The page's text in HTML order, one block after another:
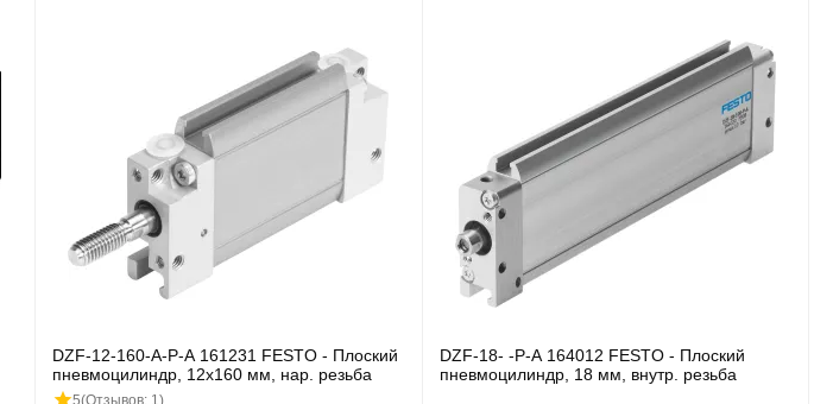
DZF-12-160-A-P-A 161231 FESTO - Плоский
пневмоцилиндр, 12x160 мм, нар. резьба
DZF-18- -P-A 164012 FESTO - Плоский
пневмоцилиндр, 18 мм, внутр. резьба